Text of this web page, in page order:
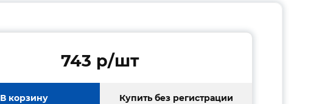
743 p/шт
В корзину Купить без регистрации